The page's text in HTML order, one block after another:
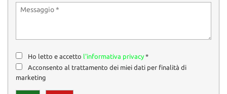
Ho letto e accetto l'informativa privacy*
Acconsento al trattamento dei miei dati per finalità di
marketing